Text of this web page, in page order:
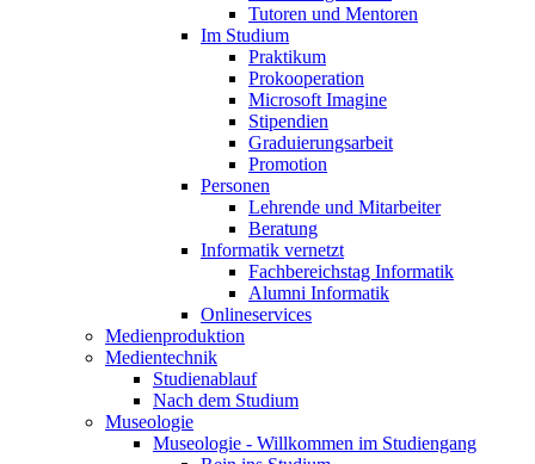
Tutoren und Mentoren
Im Studium
Praktikum
Prokooperation
Microsoft Imagine
Stipendien
Graduierungsarbeit
Promotion
Personen
Lehrende und Mitarbeiter
Beratung
Informatik vernetzt
Fachbereichstag Informatik
Alumni Informatik
Onlineservices
Medienproduktion
Medientechnik
Studienablauf
Nach dem Studium
Museologie
Museologie - Willkommen im Studiengang